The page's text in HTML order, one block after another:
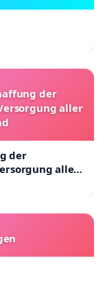
der
aller
der
aller